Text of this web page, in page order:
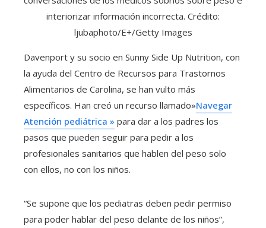
interiorizar información incorrecta. Crédito:
ljubaphoto/E+/Getty Images
Davenport y su socio en Sunny Side Up Nutrition, con
la ayuda del Centro de Recursos para Trastornos
Alimentarios de Carolina, se han vulto más
específicos. Han creó un recurso llamado»Navegar
Atención pediátrica » para dar a los padres los
pasos que pueden seguir para pedir a los
profesionales sanitarios que hablen del peso solo
con ellos, no con los niños.
“Se supone que los pediatras deben pedir permiso
para poder hablar del peso delante de los niños”,